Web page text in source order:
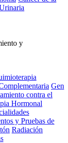
y
Gen
contra el
Hormonal
y Pruebas de
Radiación